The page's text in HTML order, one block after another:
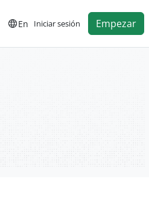
En Iniciar sesión Empezar